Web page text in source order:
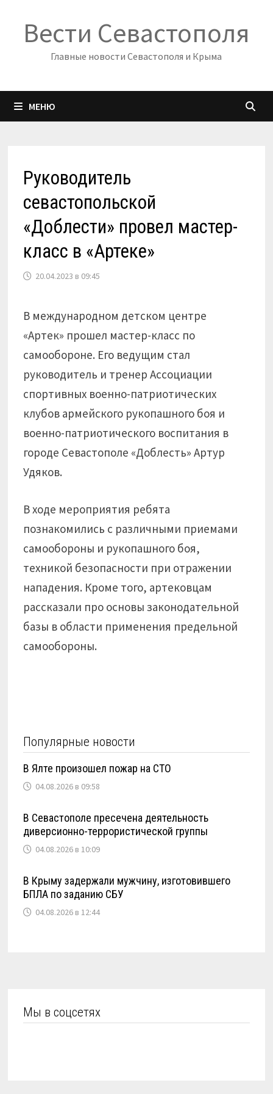
содержимому
Вести Севастополя
Главные новости Севастополя и Крыма
МЕНЮ
Руководитель
севастопольской
«Доблести» провел мастер-
класс в «Артеке»
20.04.2023 в 09:45
В международном детском центре
«Артек» прошел мастер-класс по
самообороне. Его ведущим стал
руководитель и тренер Ассоциации
спортивных военно-патриотических
клубов армейского рукопашного боя и
военно-патриотического воспитания в
городе Севастополе «Доблесть» Артур
Удяков.
В ходе мероприятия ребята
познакомились с различными приемами
самообороны и рукопашного боя,
техникой безопасности при отражении
нападения. Кроме того, артековцам
рассказали про основы законодательной
базы в области применения предельной
самообороны.
Популярные новости
В Ялте произошел пожар на СТО
04.08.2026 в 09:58
В Севастополе пресечена деятельность
диверсионно-террористической группы
04.08.2026 в 10:09
В Крыму задержали мужчину, изготовившего
БПЛА по заданию СБУ
04.08.2026 в 12:44
Мы в соцсетях